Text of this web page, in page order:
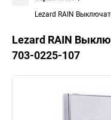
Lezard RAIN
Lezard RAIN
703-0225-107